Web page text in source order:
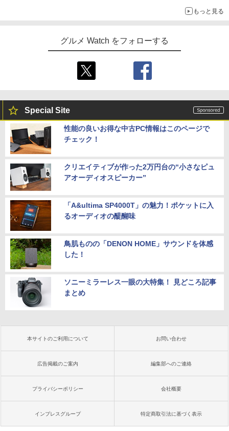
もっと見る
グルメ Watch をフォローする
Special Site
性能の良いお得な中古PC情報はこのページで
チェック！
クリエイティブが作った2万円台の“小さなピュ
アオーディオスピーカー”
「A&ultima SP4000T」の魅力！ポケットに入
るオーディオの醍醐味
鳥肌ものの「DENON HOME」サウンドを体感
した！
ソニーミラーレス一眼の大特集！ 見どころ記事
まとめ
本サイトのご利用について お問い合わせ
広告掲載のご案内 編集部へのご連絡
プライバシーポリシー 会社概要
インプレスグループ 特定商取引法に基づく表示